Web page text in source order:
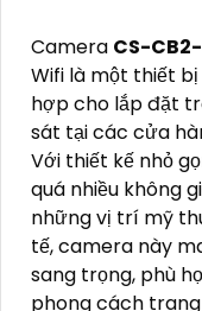
Camera CS-
Wifi là một thiết bị
hợp cho lắp đặt
sát tại các cửa
Với thiết kế nhỏ
quá nhiều không
những vị trí mỹ
tế, camera này
sang trọng, phù
phong cách